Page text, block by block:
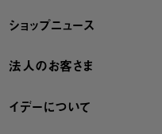
ショップニュース
法人のお客さま
イデーについて